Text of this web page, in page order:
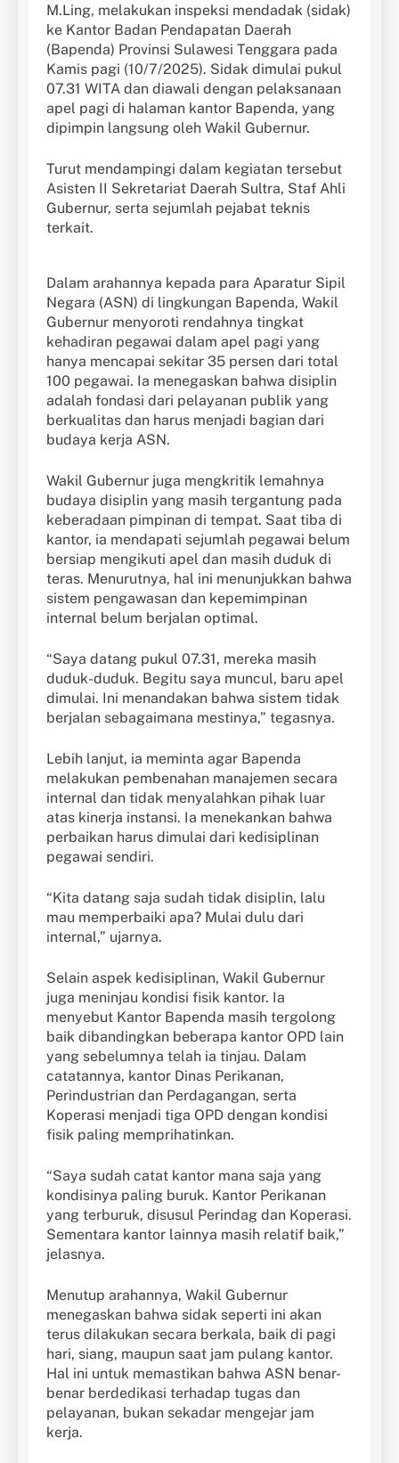
M.Ling, melakukan inspeksi mendadak (sidak)
ke Kantor Badan Pendapatan Daerah
(Bapenda) Provinsi Sulawesi Tenggara pada
Kamis pagi (10/7/2025). Sidak dimulai pukul
07.31 WITA dan diawali dengan pelaksanaan
apel pagi di halaman kantor Bapenda, yang
dipimpin langsung oleh Wakil Gubernur.
Turut mendampingi dalam kegiatan tersebut
Asisten II Sekretariat Daerah Sultra, Staf Ahli
Gubernur, serta sejumlah pejabat teknis
terkait.
Dalam arahannya kepada para Aparatur Sipil
Negara (ASN) di lingkungan Bapenda, Wakil
Gubernur menyoroti rendahnya tingkat
kehadiran pegawai dalam apel pagi yang
hanya mencapai sekitar 35 persen dari total
100 pegawai. Ia menegaskan bahwa disiplin
adalah fondasi dari pelayanan publik yang
berkualitas dan harus menjadi bagian dari
budaya kerja ASN.
Wakil Gubernur juga mengkritik lemahnya
budaya disiplin yang masih tergantung pada
keberadaan pimpinan di tempat. Saat tiba di
kantor, ia mendapati sejumlah pegawai belum
bersiap mengikuti apel dan masih duduk di
teras. Menurutnya, hal ini menunjukkan bahwa
sistem pengawasan dan kepemimpinan
internal belum berjalan optimal.
“Saya datang pukul 07.31, mereka masih
duduk-duduk. Begitu saya muncul, baru apel
dimulai. Ini menandakan bahwa sistem tidak
berjalan sebagaimana mestinya,” tegasnya.
Lebih lanjut, ia meminta agar Bapenda
melakukan pembenahan manajemen secara
internal dan tidak menyalahkan pihak luar
atas kinerja instansi. Ia menekankan bahwa
perbaikan harus dimulai dari kedisiplinan
pegawai sendiri.
“Kita datang saja sudah tidak disiplin, lalu
mau memperbaiki apa? Mulai dulu dari
internal,” ujarnya.
Selain aspek kedisiplinan, Wakil Gubernur
juga meninjau kondisi fisik kantor. Ia
menyebut Kantor Bapenda masih tergolong
baik dibandingkan beberapa kantor OPD lain
yang sebelumnya telah ia tinjau. Dalam
catatannya, kantor Dinas Perikanan,
Perindustrian dan Perdagangan, serta
Koperasi menjadi tiga OPD dengan kondisi
fisik paling memprihatinkan.
“Saya sudah catat kantor mana saja yang
kondisinya paling buruk. Kantor Perikanan
yang terburuk, disusul Perindag dan Koperasi.
Sementara kantor lainnya masih relatif baik,”
jelasnya.
Menutup arahannya, Wakil Gubernur
menegaskan bahwa sidak seperti ini akan
terus dilakukan secara berkala, baik di pagi
hari, siang, maupun saat jam pulang kantor.
Hal ini untuk memastikan bahwa ASN benar-
benar berdedikasi terhadap tugas dan
pelayanan, bukan sekadar mengejar jam
kerja.